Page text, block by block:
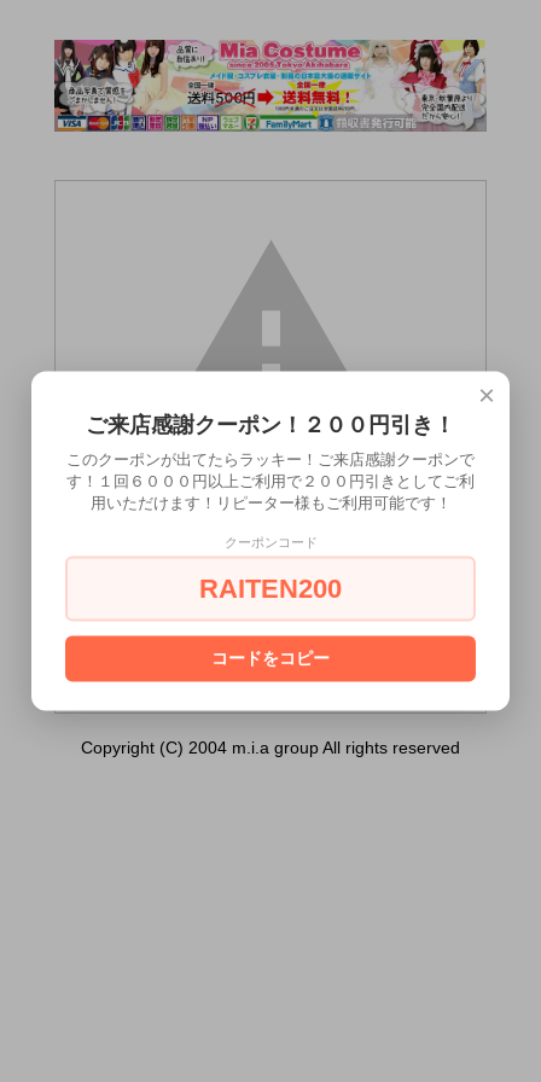
FEEL）は18歳未満の方には販売できませ
[ はい ] [ いいえ ]
Copyright (C) 2004 m.i.a group All rights reserved
×
ご来店感謝クーポン！２００円引き！
このクーポンが出てたらラッキー！ご来店感謝クーポンで
す！１回６０００円以上ご利用で２００円引きとしてご利
用いただけます！リピーター様もご利用可能です！
クーポンコード
RAITEN200
コードをコピー